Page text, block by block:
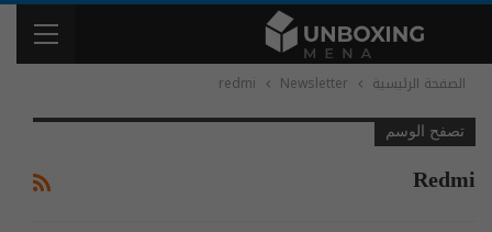
الصفحة الرئيسية Newsletter
redmi
تصفح الوسم
Redmi